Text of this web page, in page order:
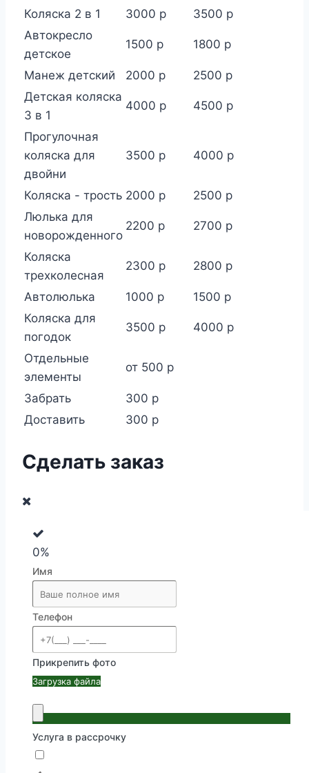
Коляска 2 в 1 3000 р
3500 р
Автокресло
детское
1500 р 1800 р
Манеж детский 2000 р
2500 р
Детская коляска
3 в 1
4000 р 4500 р
Прогулочная
коляска для
двойни
3500 р 4000 р
Коляска - трость 2000 р
2500 р
Люлька для
новорожденного
2200 р 2700 р
Коляска
трехколесная
2300 р 2800 р
Автолюлька 1000 р
1500 р
Коляска для
погодок
3500 р 4000 р
Отдельные
элементы
от 500 р
Забрать
300 р
Доставить
300 р
Сделать заказ
0%
Имя
Телефон
Прикрепить фото
Загрузка файла
Услуга в рассрочку